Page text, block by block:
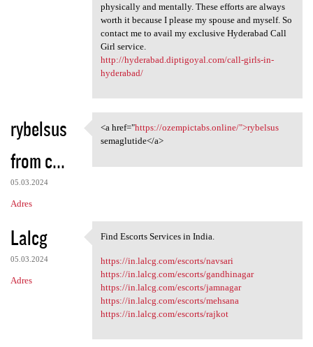
physically and mentally. These efforts are always
worth it because I please my spouse and myself. So
contact me to avail my exclusive Hyderabad Call
Girl service.
http://hyderabad.diptigoyal.com/call-girls-in-
hyderabad/
rybelsus
from c...
05.03.2024
Adres
<a href="https://ozempictabs
<a href="https://ozempictabs.online/">rybelsus
semaglutide</a>
Lalcg
05.03.2024
Adres
Find Escorts Services in
Find Escorts Services in India.
https://in.lalcg.com/escorts/navsari
https://in.lalcg.com/escorts/gandhinagar
https://in.lalcg.com/escorts/jamnagar
https://in.lalcg.com/escorts/mehsana
https://in.lalcg.com/escorts/rajkot